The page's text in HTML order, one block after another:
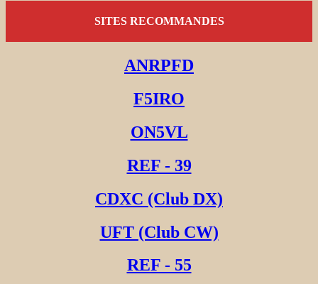
SITES RECOMMANDES
ANRPFD
F5IRO
ON5VL
REF - 39
CDXC (Club DX)
UFT (Club CW)
REF - 55